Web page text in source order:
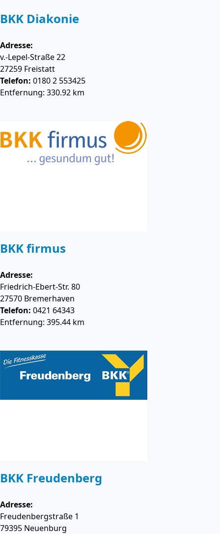
BKK Diakonie
Adresse:
v.-Lepel-Straße 22
27259 Freistatt
Telefon: 0180 2 553425
Entfernung: 330.92 km
BKK firmus
Adresse:
Friedrich-Ebert-Str. 80
27570 Bremerhaven
Telefon: 0421 64343
Entfernung: 395.44 km
BKK Freudenberg
Adresse:
Freudenbergstraße 1
79395 Neuenburg